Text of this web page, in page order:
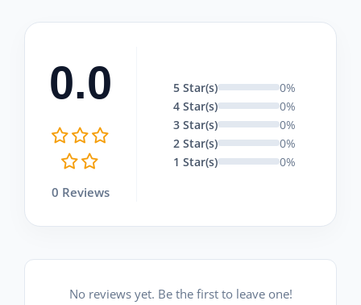
0.0
0 Reviews
5 Star(s)
0%
4 Star(s)
0%
3 Star(s)
0%
2 Star(s)
0%
1 Star(s)
0%
No reviews yet. Be the first to leave one!